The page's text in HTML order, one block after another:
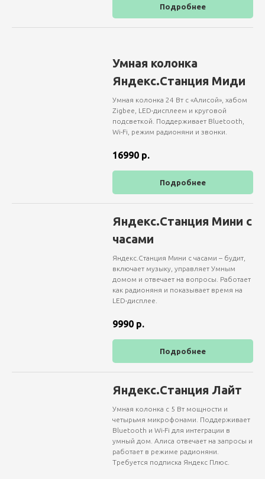
Подробнее
Умная колонка
Яндекс.Станция Миди
Умная колонка 24 Вт с «Алисой», хабом
Zigbee, LED-дисплеем и круговой
подсветкой. Поддерживает Bluetooth,
Wi-Fi, режим радионяни и звонки.
16990 р.
Подробнее
Яндекс.Станция Мини с
часами
Яндекс.Станция Мини с часами – будит,
включает музыку, управляет Умным
домом и отвечает на вопросы. Работает
как радионяня и показывает время на
LED-дисплее.
9990 р.
Подробнее
Яндекс.Станция Лайт
Умная колонка с 5 Вт мощности и
четырьмя микрофонами. Поддерживает
Bluetooth и Wi-Fi для интеграции в
умный дом. Алиса отвечает на запросы и
работает в режиме радионяни.
Требуется подписка Яндекс Плюс.